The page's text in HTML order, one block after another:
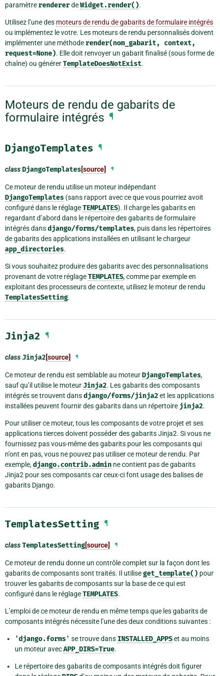
paramètre rendererdeWidget.render().
Utilisez l’une des moteurs de rendu de gabarits de formulaire intégrés
ou implémentez le votre. Les moteurs de rendu personnalisés doivent
implémenter une méthode render(nom_gabarit,
context,
request=None). Elle doit renvoyer un gabarit finalisé (sous forme de
chaîne) ou générerTemplateDoesNotExist.
Moteurs de rendu de gabarits de
formulaire intégrés ¶
DjangoTemplates ¶
classDjangoTemplates[source] ¶
Ce moteur de rendu utilise un moteur indépendant
DjangoTemplates (sans rapport avec ce que vous pourriez avoit
configuré dans le réglageTEMPLATES). Il charge les gabarits en
regardant d’abord dans le répertoire des gabarits de formulaire
intégrés dansdjango/forms/templates, puis dans les répertoires
de gabarits des applications installées en utilisant le chargeur
app_directories.
Si vous souhaitez produire des gabarits avec des personnalisations
provenant de votre réglageTEMPLATES, comme par exemple en
exploitant des processeurs de contexte, utilisez le moteur de rendu
TemplatesSetting.
Jinja2 ¶
classJinja2[source] ¶
Ce moteur de rendu est semblable au moteurDjangoTemplates,
sauf qu’il utilise le moteurJinja2. Les gabarits des composants
intégrés se trouvent dansdjango/forms/jinja2et les applications
installées peuvent fournir des gabarits dans un répertoire jinja2.
Pour utiliser ce moteur, tous les composants de votre projet et ses
applications tierces doivent posséder des gabarits Jinja2. Si vous ne
fournissez pas vous-même des gabarits pour les composants qui
n’ont en pas, vous ne pouvez pas utiliser ce moteur de rendu. Par
exemple,django.contrib.admin ne contient pas de gabarits
Jinja2 pour ses composants car ceux-ci font usage des balises de
gabarits Django.
TemplatesSetting ¶
classTemplatesSetting[source] ¶
Ce moteur de rendu donne un contrôle complet sur la façon dont les
gabarits de composants sont traités. Il utiliseget_template() pour
trouver les gabarits de composants sur la base de ce qui est
configuré dans le réglageTEMPLATES.
L’emploi de ce moteur de rendu en même temps que les gabarits de
composants intégrés nécessite l’une des deux conditions suivantes :
'django.forms' se trouve dans INSTALLED_APPSet au moins
un moteur avecAPP_DIRS=True.
Le répertoire des gabarits de composants intégrés doit figurer